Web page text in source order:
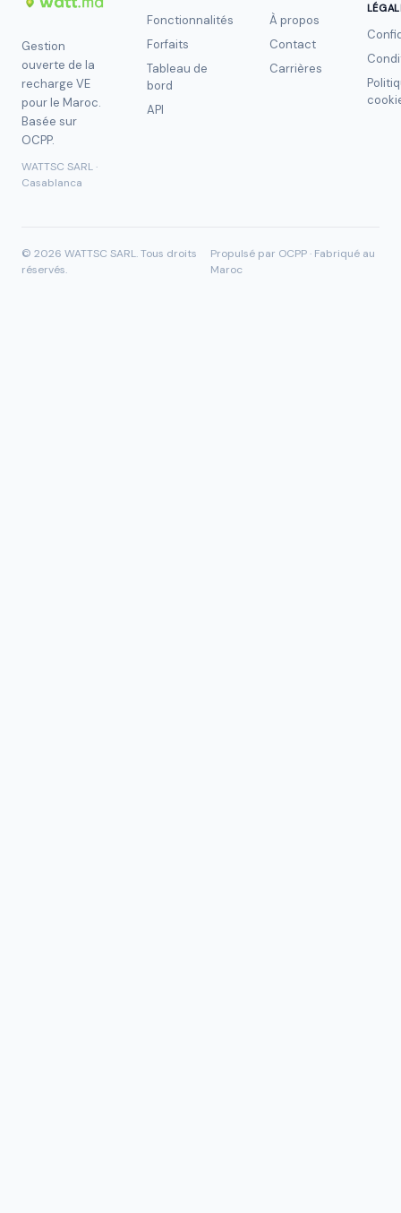
Gestion
ouverte de la
recharge VE
pour le Maroc.
Basée sur
OCPP.
WATTSC SARL ·
Casablanca
Fonctionnalités
Forfaits
Tableau de
bord
API
À propos
Contact
Carrières
© 2026 WATTSC SARL.Tous droits
réservés.
Propulsé par OCPP · Fabriqué au
Maroc